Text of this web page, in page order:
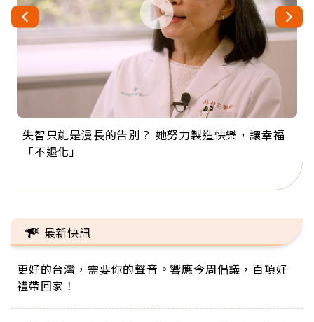
失智只能是漫長的告別？ 她努力製造快樂，讓幸福
「不退化」
來自剛果的巧克力神父 為台灣奉獻36年 「台灣是我
的家，我連作夢都講台語！」
63歲卸矽谷副總、搬回台灣找快樂！「蛋黃哥小
丑」走進安養院，逗樂上萬爺奶：退休後才開始真
104歲打破金氏世界紀錄 成為全球最年長羽球選
手，分享長壽的秘密原來是「這個」
事業巔峰他選擇追夢…黑手阿伯拉小提琴還登上小
巨蛋！連CNN都大讚！
最新快訊
更好的台灣，需要你的聲音。響應今周倡議，百項好
禮帶回家！